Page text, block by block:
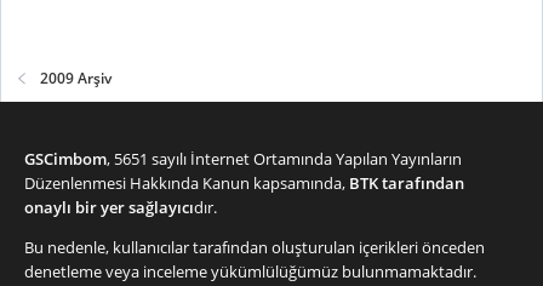
2009 Arşiv
GSCimbom, 5651 sayılı İnternet Ortamında Yapılan Yayınların
Düzenlenmesi Hakkında Kanun kapsamında, BTK tarafından
onaylı bir yer sağlayıcıdır.
Bu nedenle, kullanıcılar tarafından oluşturulan içerikleri önceden
denetleme veya inceleme yükümlülüğümüz bulunmamaktadır.